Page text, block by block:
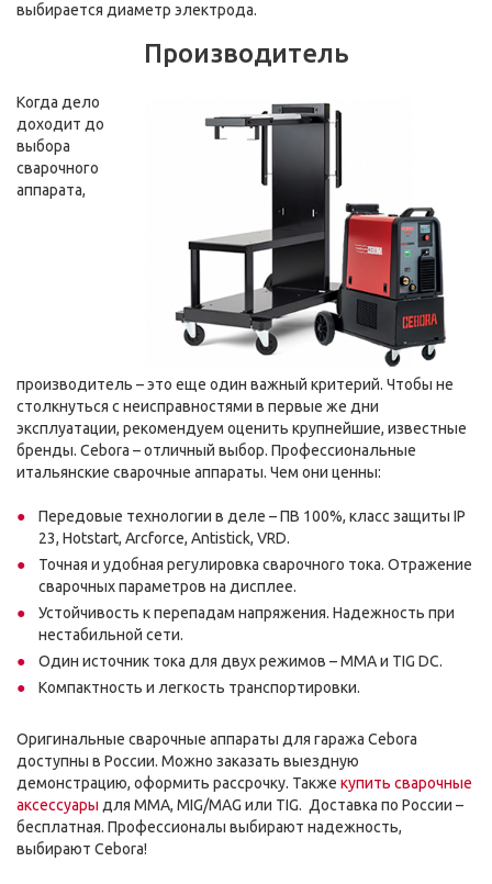
выбирается диаметр электрода.
Производитель
Когда дело
доходит до
выбора
сварочного
аппарата,
производитель – это еще один важный критерий. Чтобы не
столкнуться с неисправностями в первые же дни
эксплуатации, рекомендуем оценить крупнейшие, известные
бренды. Cebora – отличный выбор. Профессиональные
итальянские сварочные аппараты. Чем они ценны:
Передовые технологии в деле – ПВ 100%, класс защиты IP
23, Hotstart, Arcforce, Antistick, VRD.
Точная и удобная регулировка сварочного тока. Отражение
сварочных параметров на дисплее.
Устойчивость к перепадам напряжения. Надежность при
нестабильной сети.
Один источник тока для двух режимов – MMA и TIG DC.
Компактность и легкость транспортировки.
Оригинальные сварочные аппараты для гаража Cebora
доступны в России. Можно заказать выездную
демонстрацию, оформить рассрочку. Также купить сварочные
аксессуары для MMA, MIG/MAG или TIG. Доставка по России –
бесплатная. Профессионалы выбирают надежность,
выбирают Cebora!